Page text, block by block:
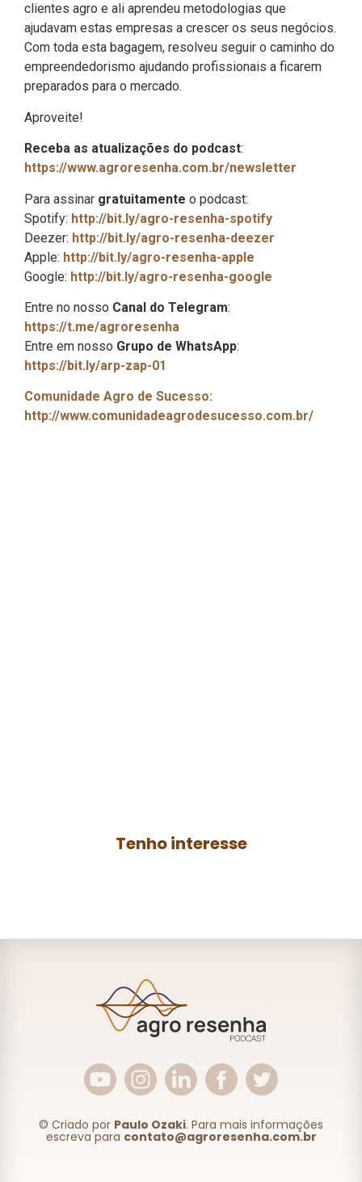
clientes agro e ali aprendeu metodologias que
ajudavam estas empresas a crescer os seus negócios.
Com toda esta bagagem, resolveu seguir o caminho do
empreendedorismo ajudando profissionais a ficarem
preparados para o mercado.
Aproveite!
Receba as atualizações do podcast:
https://www.agroresenha.com.br/newsletter
Para assinar gratuitamente o podcast:
Spotify: http://bit.ly/agro-resenha-spotify
Deezer: http://bit.ly/agro-resenha-deezer
Apple: http://bit.ly/agro-resenha-apple
Google: http://bit.ly/agro-resenha-google
Entre no nosso Canal do Telegram:
https://t.me/agroresenha
Entre em nosso Grupo de WhatsApp:
https://bit.ly/arp-zap-01
Comunidade Agro de Sucesso:
http://www.comunidadeagrodesucesso.com.br/
Tenho interesse
© Criado por Paulo Ozaki. Para mais informações
escreva para contato@agroresenha.com.br